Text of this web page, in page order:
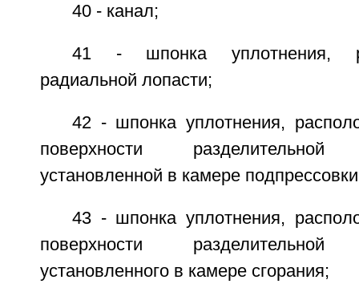
40 - канал;
41 - шпонка уплотнения,
радиальной лопасти;
42 - шпонка уплотнения,
поверхности разделительной
установленной в камере
43 - шпонка уплотнения,
поверхности разделительной
установленного в камере сгорания;